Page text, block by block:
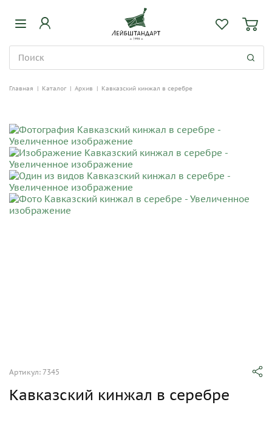
Главная | Каталог | Архив | Кавказский кинжал в серебре
Артикул: 7345
Кавказский кинжал в серебре